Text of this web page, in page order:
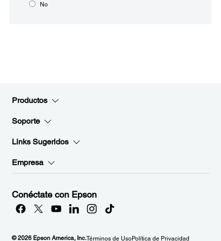
No
Productos
Soporte
Links Sugeridos
Empresa
Conéctate con Epson
© 2026 Epson America, Inc.Términos de UsoPolítica de Privacidad